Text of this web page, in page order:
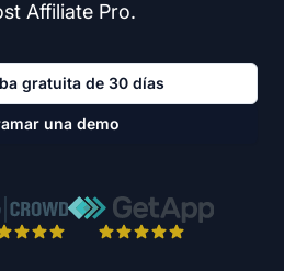
Affiliate Pro.
gratuita de 30 días
una demo